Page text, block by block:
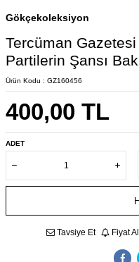
Gökçekoleksiyon
Tercüman
Partilerin Şansı
Ürün Kodu : GZ160456
400,00 TL
ADET
Tavsiye Et Fiyat